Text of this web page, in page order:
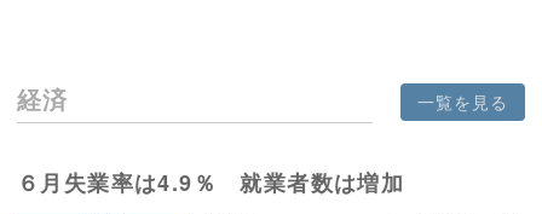
経済 一覧を見る
６月失業率は4.9％ 就業者数は増加